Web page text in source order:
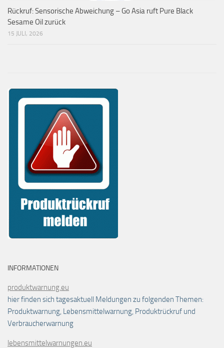
Rückruf: Sensorische Abweichung – Go Asia ruft Pure Black
Sesame Oil zurück
15 JULI, 2026
INFORMATIONEN
produktwarnung.eu
hier finden sich tagesaktuell Meldungen zu folgenden Themen:
Produktwarnung, Lebensmittelwarnung, Produktrückruf und
Verbraucherwarnung
lebensmittelwarnungen.eu